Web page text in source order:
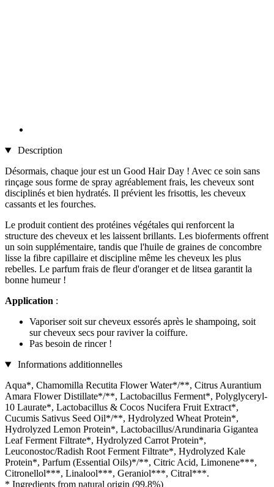
Description
Désormais, chaque jour est un Good Hair Day ! Avec ce soin sans
rinçage sous forme de spray agréablement frais, les cheveux sont
disciplinés et bien hydratés. Il prévient les frisottis, les cheveux
cassants et les fourches.
Le produit contient des protéines végétales qui renforcent la
structure des cheveux et les laissent brillants. Les bioferments offrent
un soin supplémentaire, tandis que l'huile de graines de concombre
lisse la fibre capillaire et discipline même les cheveux les plus
rebelles. Le parfum frais de fleur d'oranger et de litsea garantit la
bonne humeur !
Application :
Vaporiser soit sur cheveux essorés après le shampoing, soit
sur cheveux secs pour raviver la coiffure.
Pas besoin de rincer !
Informations additionnelles
Aqua*, Chamomilla Recutita Flower Water*/**, Citrus Aurantium
Amara Flower Distillate*/**, Lactobacillus Ferment*, Polyglyceryl-
10 Laurate*, Lactobacillus & Cocos Nucifera Fruit Extract*,
Cucumis Sativus Seed Oil*/**, Hydrolyzed Wheat Protein*,
Hydrolyzed Lemon Protein*, Lactobacillus/Arundinaria Gigantea
Leaf Ferment Filtrate*, Hydrolyzed Carrot Protein*,
Leuconostoc/Radish Root Ferment Filtrate*, Hydrolyzed Kale
Protein*, Parfum (Essential Oils)*/**, Citric Acid, Limonene***,
Citronellol***, Linalool***, Geraniol***, Citral***.
* Ingredients from natural origin (99,8%)